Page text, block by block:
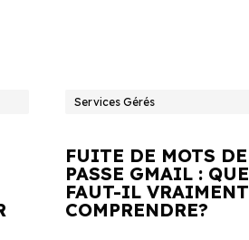
Services Gérés
FUITE DE MOTS DE
PASSE GMAIL : QUE
FAUT-IL VRAIMENT
COMPRENDRE?